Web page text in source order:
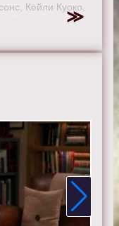
Кейли Куоко,
Бялик, Мелисса
на сайте